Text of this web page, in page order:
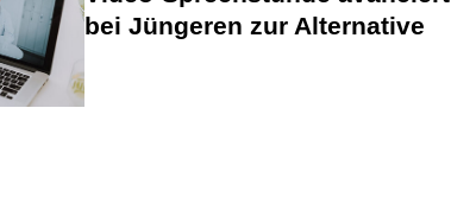
bei Jüngeren zur Alternative